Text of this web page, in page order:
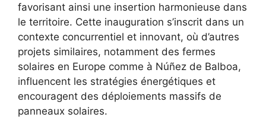
favorisant ainsi une insertion harmonieuse dans
le territoire. Cette inauguration s’inscrit dans un
contexte concurrentiel et innovant, où d’autres
projets similaires, notamment des fermes
solaires en Europe comme à Núñez de Balboa,
influencent les stratégies énergétiques et
encouragent des déploiements massifs de
panneaux solaires.